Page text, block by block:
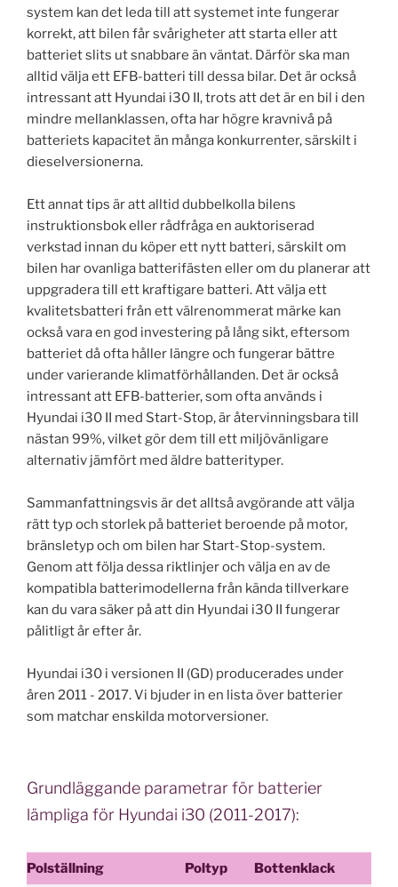
system kan det leda till att systemet inte fungerar
korrekt, att bilen får svårigheter att starta eller att
batteriet slits ut snabbare än väntat. Därför ska man
alltid välja ett EFB-batteri till dessa bilar. Det är också
intressant att Hyundai i30 II, trots att det är en bil i den
mindre mellanklassen, ofta har högre kravnivå på
batteriets kapacitet än många konkurrenter, särskilt i
dieselversionerna.
Ett annat tips är att alltid dubbelkolla bilens
instruktionsbok eller rådfråga en auktoriserad
verkstad innan du köper ett nytt batteri, särskilt om
bilen har ovanliga batterifästen eller om du planerar att
uppgradera till ett kraftigare batteri. Att välja ett
kvalitetsbatteri från ett välrenommerat märke kan
också vara en god investering på lång sikt, eftersom
batteriet då ofta håller längre och fungerar bättre
under varierande klimatförhållanden. Det är också
intressant att EFB-batterier, som ofta används i
Hyundai i30 II med Start-Stop, är återvinningsbara till
nästan 99%, vilket gör dem till ett miljövänligare
alternativ jämfört med äldre batterityper.
Sammanfattningsvis är det alltså avgörande att välja
rätt typ och storlek på batteriet beroende på motor,
bränsletyp och om bilen har Start-Stop-system.
Genom att följa dessa riktlinjer och välja en av de
kompatibla batterimodellerna från kända tillverkare
kan du vara säker på att din Hyundai i30 II fungerar
pålitligt år efter år.
Hyundai i30 i versionen II (GD) producerades under
åren 2011 - 2017. Vi bjuder in en lista över batterier
som matchar enskilda motorversioner.
Grundläggande parametrar för batterier
lämpliga för Hyundai i30 (2011-2017):
Polställning Poltyp Bottenklack